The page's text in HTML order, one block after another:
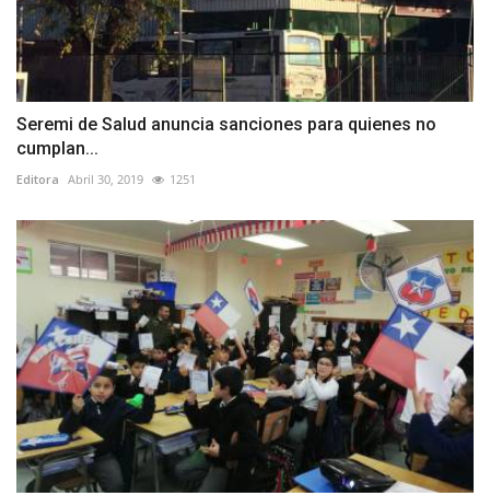
Seremi de Salud anuncia sanciones para quienes no
cumplan...
Editora Abril 30, 2019 1251